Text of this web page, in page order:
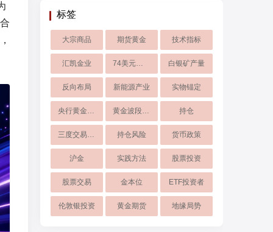
标签
大宗商品 期货黄金 技术指标
汇凯金业 74美元支撑 白银矿产量
反向布局 新能源产业 实物锚定
央行黄金储备 黄金波段交易 持仓
三度交易战法 持仓风险 货币政策
沪金 实践方法 股票投资
股票交易 金本位 ETF投资者
伦敦银投资 黄金期货 地缘局势